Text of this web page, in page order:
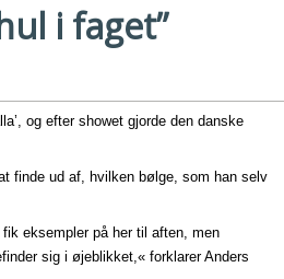
i faget”
og efter showet gjorde den danske
finde ud af, hvilken bølge, som han selv
eksempler på her til aften, men
sig i øjeblikket,« forklarer Anders